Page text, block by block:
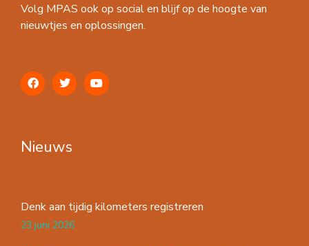
Volg MPAS ook op social en blijf op de hoogte van
nieuwtjes en oplossingen.
Nieuws
Denk aan tijdig kilometers registreren
23 juni 2026